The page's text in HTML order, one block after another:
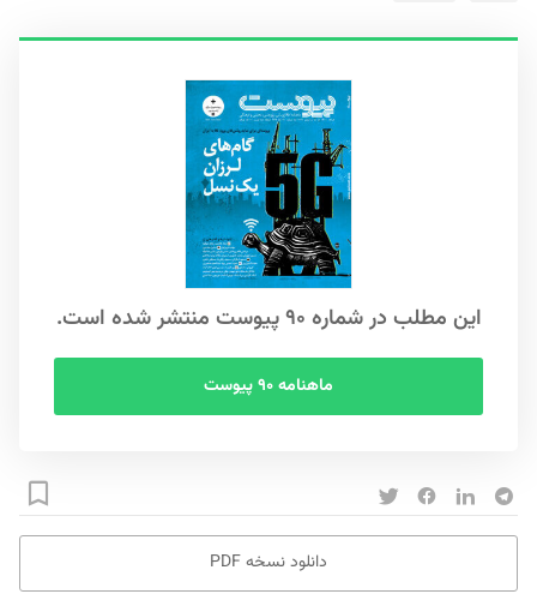
این مطلب در شماره ۹۰ پیوست منتشر شده است.
ماهنامه ۹۰ پیوست
دانلود نسخه PDF